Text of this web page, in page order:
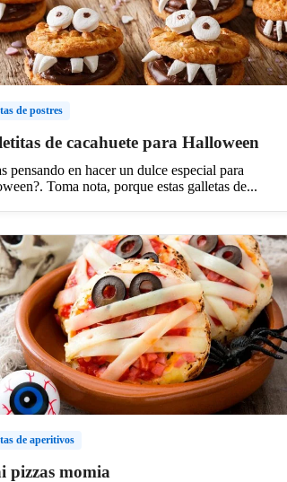
de postres
de cacahuete para Halloween
pensando en hacer un dulce especial para
Toma nota, porque estas galletas de...
de aperitivos
pizzas momia